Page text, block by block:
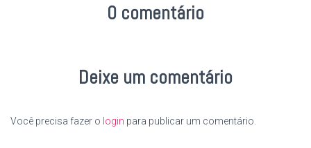
0 comentário
Deixe um comentário
Você precisa fazer o login para publicar um comentário.